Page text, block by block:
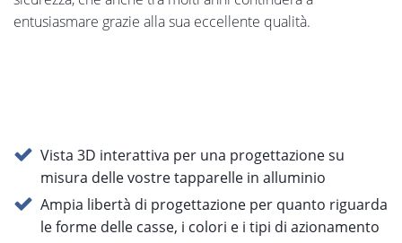
entusiasmare grazie alla sua eccellente qualità.
Vista 3D interattiva per una progettazione su
misura delle vostre tapparelle in alluminio
Ampia libertà di progettazione per quanto riguarda
le forme delle casse, i colori e i tipi di azionamento